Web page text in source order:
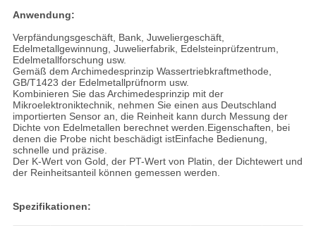
Anwendung:
Verpfändungsgeschäft, Bank, Juweliergeschäft,
Edelmetallgewinnung, Juwelierfabrik, Edelsteinprüfzentrum,
Edelmetallforschung usw.
Gemäß dem Archimedesprinzip Wassertriebkraftmethode,
GB/T1423 der Edelmetallprüfnorm usw.
Kombinieren Sie das Archimedesprinzip mit der
Mikroelektroniktechnik, nehmen Sie einen aus Deutschland
importierten Sensor an, die Reinheit kann durch Messung der
Dichte von Edelmetallen berechnet werden.Eigenschaften, bei
denen die Probe nicht beschädigt istEinfache Bedienung,
schnelle und präzise.
Der K-Wert von Gold, der PT-Wert von Platin, der Dichtewert und
der Reinheitsanteil können gemessen werden.
Spezifikationen: